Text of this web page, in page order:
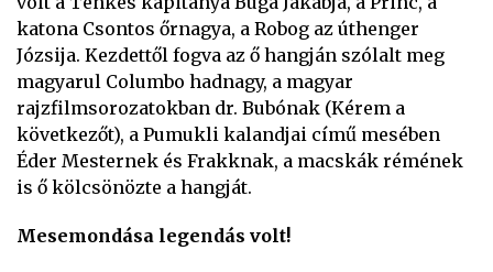
katona Csontos őrnagya, a Robog az úthenger
Józsija. Kezdettől fogva az ő hangján szólalt meg
magyarul Columbo hadnagy, a magyar
rajzfilmsorozatokban dr. Bubónak (Kérem a
következőt), a Pumukli kalandjai című mesében
Éder Mesternek és Frakknak, a macskák rémének
is ő kölcsönözte a hangját.
Mesemondása legendás volt!